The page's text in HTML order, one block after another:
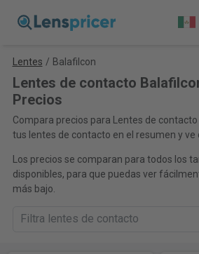
Lentes / Balafilcon
Lentes de contacto
Precios
Compara precios para Lentes de
tus lentes de contacto en el resumen y ve
Los precios se comparan para todos los
disponibles, para que puedas ver
más bajo.